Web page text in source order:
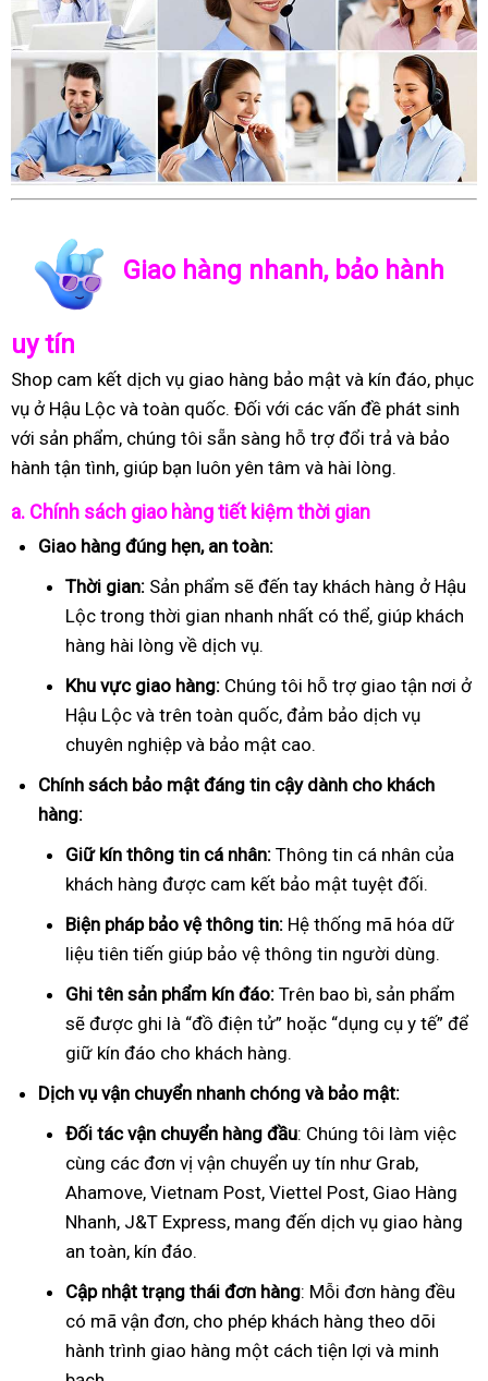
Giao hàng nhanh, bảo hành
uy tín
Shop cam kết dịch vụ giao hàng bảo mật và kín đáo, phục
vụ ở Hậu Lộc và toàn quốc. Đối với các vấn đề phát sinh
với sản phẩm, chúng tôi sẵn sàng hỗ trợ đổi trả và bảo
hành tận tình, giúp bạn luôn yên tâm và hài lòng.
a. Chính sách giao hàng tiết kiệm thời gian
Giao hàng đúng hẹn, an toàn:
Thời gian: Sản phẩm sẽ đến tay khách hàng ở Hậu
Lộc trong thời gian nhanh nhất có thể, giúp khách
hàng hài lòng về dịch vụ.
Khu vực giao hàng: Chúng tôi hỗ trợ giao tận nơi ở
Hậu Lộc và trên toàn quốc, đảm bảo dịch vụ
chuyên nghiệp và bảo mật cao.
Chính sách bảo mật đáng tin cậy dành cho khách
hàng:
Giữ kín thông tin cá nhân: Thông tin cá nhân của
khách hàng được cam kết bảo mật tuyệt đối.
Biện pháp bảo vệ thông tin: Hệ thống mã hóa dữ
liệu tiên tiến giúp bảo vệ thông tin người dùng.
Ghi tên sản phẩm kín đáo: Trên bao bì, sản phẩm
sẽ được ghi là “đồ điện tử” hoặc “dụng cụ y tế” để
giữ kín đáo cho khách hàng.
Dịch vụ vận chuyển nhanh chóng và bảo mật:
Đối tác vận chuyển hàng đầu: Chúng tôi làm việc
cùng các đơn vị vận chuyển uy tín như Grab,
Ahamove, Vietnam Post, Viettel Post, Giao Hàng
Nhanh, J&T Express, mang đến dịch vụ giao hàng
an toàn, kín đáo.
Cập nhật trạng thái đơn hàng: Mỗi đơn hàng đều
có mã vận đơn, cho phép khách hàng theo dõi
hành trình giao hàng một cách tiện lợi và minh